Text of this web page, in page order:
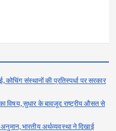
कोचिंग संस्थानों की प्रतिस्पर्धा पर सरकार
विषय, सुधार के बावजूद राष्ट्रीय औसत से
भारतीय अर्थव्यवस्था ने दिखाई